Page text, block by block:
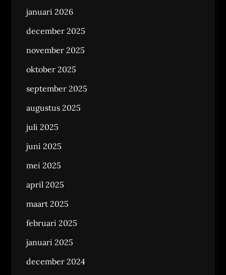
januari 2026
december 2025
november 2025
oktober 2025
september 2025
augustus 2025
juli 2025
juni 2025
mei 2025
april 2025
maart 2025
februari 2025
januari 2025
december 2024